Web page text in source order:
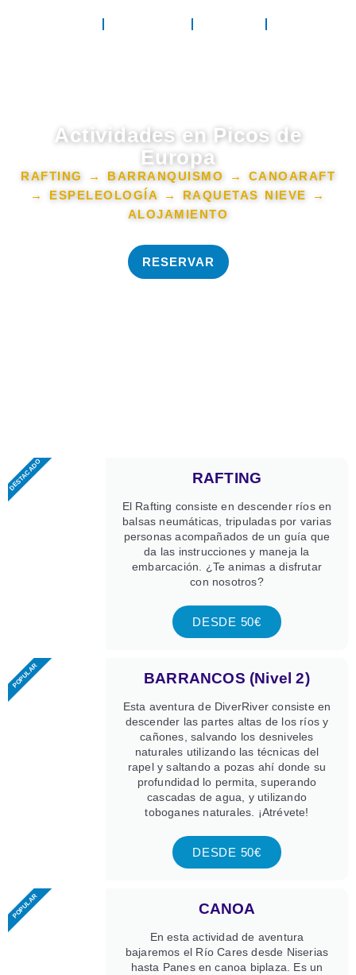
Actividades en Picos de
Europa
RAFTING → BARRANQUISMO → CANOARAFT
→ ESPELEOLOGÍA → RAQUETAS NIEVE →
ALOJAMIENTO
RESERVAR
RAFTING
El Rafting consiste en descender ríos en
balsas neumáticas, tripuladas por varias
personas acompañados de un guía que
da las instrucciones y maneja la
embarcación. ¿Te animas a disfrutar
con nosotros?
DESDE 50€
DESTACADO
BARRANCOS (Nivel 2)
Esta aventura de DiverRiver consiste en
descender las partes altas de los ríos y
cañones, salvando los desniveles
naturales utilizando las técnicas del
rapel y saltando a pozas ahí donde su
profundidad lo permita, superando
cascadas de agua, y utilizando
toboganes naturales. ¡Atrévete!
DESDE 50€
POPULAR
CANOA
En esta actividad de aventura
bajaremos el Río Cares desde Niserias
hasta Panes en canoa biplaza. Es un
POPULAR